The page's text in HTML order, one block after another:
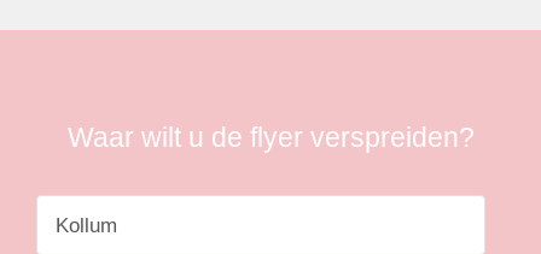
Waar wilt u de flyer verspreiden?